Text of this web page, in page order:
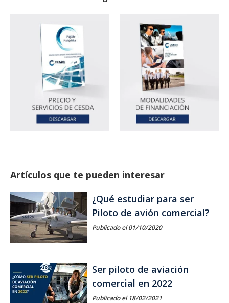
Artículos que te pueden interesar
¿Qué estudiar para ser
Piloto de avión comercial?
Publicado el 01/10/2020
Ser piloto de aviación
comercial en 2022
Publicado el 18/02/2021